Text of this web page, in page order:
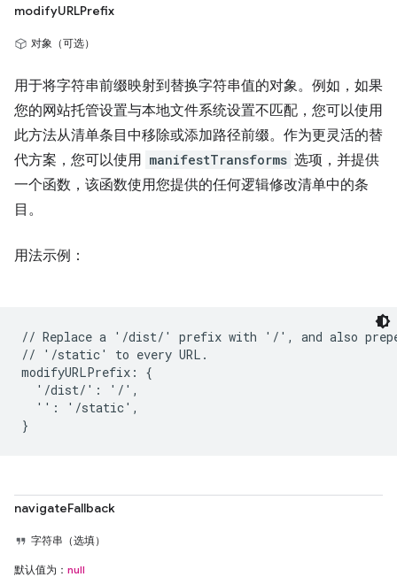
modifyURLPrefix
对象（可选）
用于将字符串前缀映射到替换字符串值的对象。例如，如果
您的网站托管设置与本地文件系统设置不匹配，您可以使用
此方法从清单条目中移除或添加路径前缀。作为更灵活的替
代方案，您可以使用 manifestTransforms 选项，并提供
一个函数，该函数使用您提供的任何逻辑修改清单中的条
目。
用法示例：
// Replace a '/dist/' prefix with '/', and also
// '/static' to every URL.
modifyURLPrefix: {
  '/dist/': '/',
  '': '/static',
navigateFallback
字符串（选填）
默认值为： null